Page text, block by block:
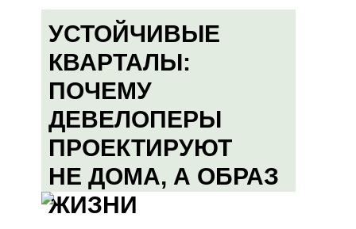
УСТОЙЧИВЫЕ
КВАРТАЛЫ:
ПОЧЕМУ
ДЕВЕЛОПЕРЫ
ПРОЕКТИРУЮТ
НЕ ДОМА, А ОБРАЗ
ЖИЗНИ